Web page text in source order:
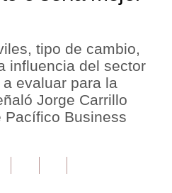
tipo de cambio,
influencia del sector
evaluar para la
Jorge Carrillo
Pacífico Business